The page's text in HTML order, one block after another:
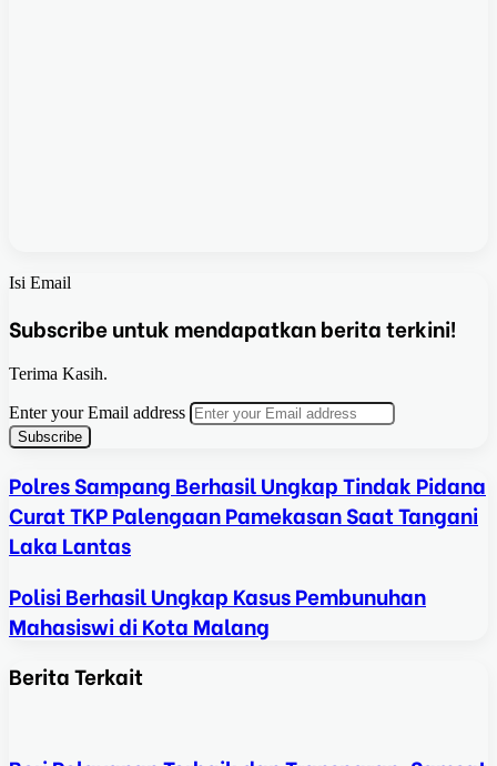
Isi Email
Subscribe untuk mendapatkan berita terkini!
Terima Kasih.
Enter your Email address
Polres Sampang Berhasil Ungkap Tindak Pidana
Curat TKP Palengaan Pamekasan Saat Tangani
Laka Lantas
Polisi Berhasil Ungkap Kasus Pembunuhan
Mahasiswi di Kota Malang
Berita Terkait